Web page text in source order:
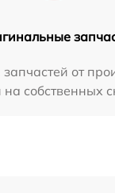
от
собственных